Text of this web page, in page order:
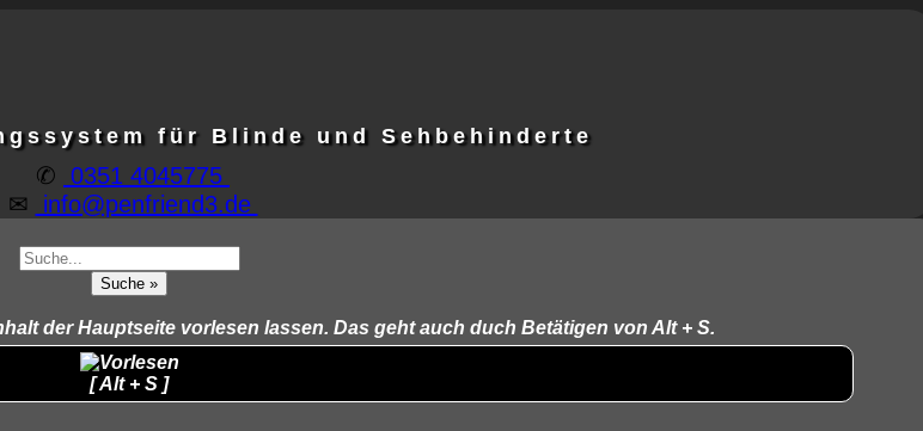
für Blinde und Sehbehinderte
✆ 0351 4045775
✉
info@penfriend3.de
der Hauptseite vorlesen lassen. Das geht auch duch Betätigen von Alt + S.
[ Alt + S ]